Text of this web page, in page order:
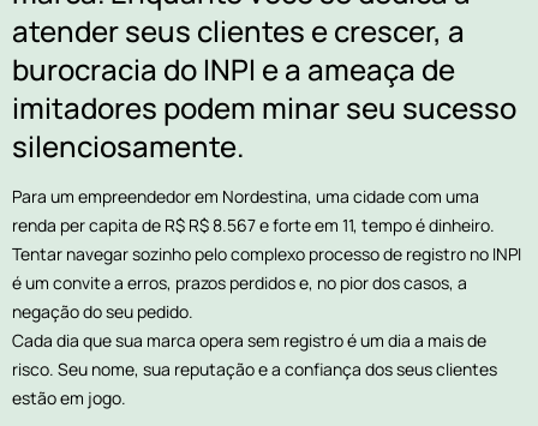
atender seus clientes e crescer, a
burocracia do INPI e a ameaça de
imitadores podem minar seu sucesso
silenciosamente.
Para um empreendedor em Nordestina, uma cidade com uma
renda per capita de R$ R$ 8.567 e forte em 11, tempo é dinheiro.
Tentar navegar sozinho pelo complexo processo de registro no INPI
é um convite a erros, prazos perdidos e, no pior dos casos, a
negação do seu pedido.
Cada dia que sua marca opera sem registro é um dia a mais de
risco. Seu nome, sua reputação e a confiança dos seus clientes
estão em jogo.